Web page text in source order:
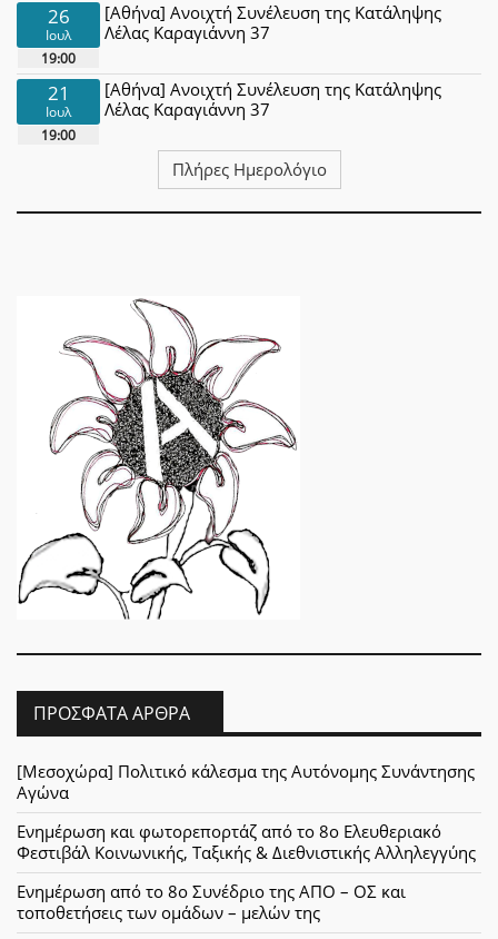
26
Ιουλ
19:00
[Αθήνα] Ανοιχτή Συνέλευση της Κατάληψης
Λέλας Καραγιάννη 37
21
Ιουλ
19:00
[Αθήνα] Ανοιχτή Συνέλευση της Κατάληψης
Λέλας Καραγιάννη 37
Πλήρες Ημερολόγιο
ΠΡΌΣΦΑΤΑ ΆΡΘΡΑ
[Μεσοχώρα] Πολιτικό κάλεσμα της Αυτόνομης Συνάντησης
Αγώνα
Ενημέρωση και φωτορεπορτάζ από το 8ο Ελευθεριακό
Φεστιβάλ Κοινωνικής, Ταξικής & Διεθνιστικής Αλληλεγγύης
Ενημέρωση από το 8ο Συνέδριο της ΑΠΟ – ΟΣ και
τοποθετήσεις των ομάδων – μελών της